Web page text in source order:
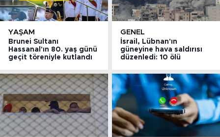
YAŞAM
Brunei Sultanı
Hassanal'ın 80. yaş günü
geçit töreniyle kutlandı
GENEL
İsrail, Lübnan'ın
güneyine hava saldırısı
düzenledi: 10 ölü